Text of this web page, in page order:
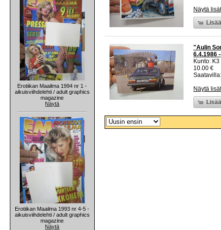
Erotiikan Maailma 1994 nr 1 -
aikuisviihdelehti / adult graphics
magazine
Näytä
Erotiikan Maailma 1993 nr 4-5 -
aikuisviihdelehti / adult graphics
magazine
Näytä
Näytä
"Aulin
6.4.1986
Kunto:
10.00 €
Näytä